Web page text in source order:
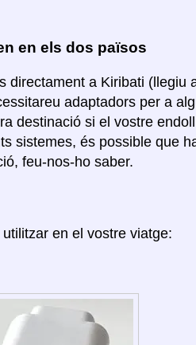
en els dos països
directament a Kiribati (llegiu
adaptadors per a
destinació si el vostre
sistemes, és possible que
feu-nos-ho saber.
en el vostre viatge: